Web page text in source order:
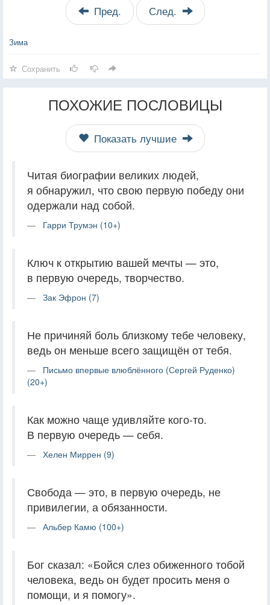
Пред. След.
Зима
Сохранить
ПОХОЖИЕ ПОСЛОВИЦЫ
Показать лучшие
Читая биографии великих людей,
я обнаружил, что свою первую победу они
одержали над собой.
Гарри Трумэн (10+)
Ключ к открытию вашей мечты — это,
в первую очередь, творчество.
Зак Эфрон (7)
Не причиняй боль близкому тебе человеку,
ведь он меньше всего защищён от тебя.
Письмо впервые влюблённого (Сергей Руденко)
(20+)
Как можно чаще удивляйте кого-то.
В первую очередь — себя.
Хелен Миррен (9)
Свобода — это, в первую очередь, не
привилегии, а обязанности.
Альбер Камю (100+)
Бог сказал: «Бойся слез обиженного тобой
человека, ведь он будет просить меня о
помощи, и я помогу».